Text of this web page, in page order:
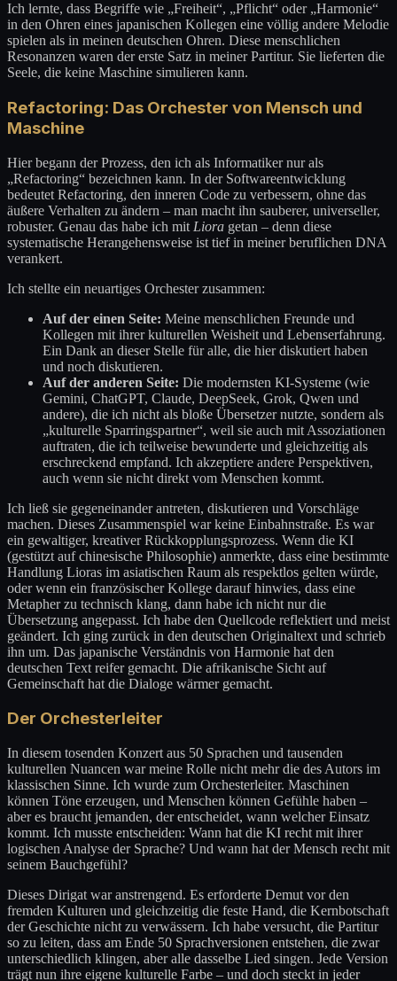
Ich lernte, dass Begriffe wie „Freiheit“, „Pflicht“ oder „Harmonie“
in den Ohren eines japanischen Kollegen eine völlig andere Melodie
spielen als in meinen deutschen Ohren. Diese menschlichen
Resonanzen waren der erste Satz in meiner Partitur. Sie lieferten die
Seele, die keine Maschine simulieren kann.
Refactoring: Das Orchester von Mensch und
Maschine
Hier begann der Prozess, den ich als Informatiker nur als
„Refactoring“ bezeichnen kann. In der Softwareentwicklung
bedeutet Refactoring, den inneren Code zu verbessern, ohne das
äußere Verhalten zu ändern – man macht ihn sauberer, universeller,
robuster. Genau das habe ich mit Liora getan – denn diese
systematische Herangehensweise ist tief in meiner beruflichen DNA
verankert.
Ich stellte ein neuartiges Orchester zusammen:
Auf der einen Seite: Meine menschlichen Freunde und
Kollegen mit ihrer kulturellen Weisheit und Lebenserfahrung.
Ein Dank an dieser Stelle für alle, die hier diskutiert haben
und noch diskutieren.
Auf der anderen Seite: Die modernsten KI-Systeme (wie
Gemini, ChatGPT, Claude, DeepSeek, Grok, Qwen und
andere), die ich nicht als bloße Übersetzer nutzte, sondern als
„kulturelle Sparringspartner“, weil sie auch mit Assoziationen
auftraten, die ich teilweise bewunderte und gleichzeitig als
erschreckend empfand. Ich akzeptiere andere Perspektiven,
auch wenn sie nicht direkt vom Menschen kommt.
Ich ließ sie gegeneinander antreten, diskutieren und Vorschläge
machen. Dieses Zusammenspiel war keine Einbahnstraße. Es war
ein gewaltiger, kreativer Rückkopplungsprozess. Wenn die KI
(gestützt auf chinesische Philosophie) anmerkte, dass eine bestimmte
Handlung Lioras im asiatischen Raum als respektlos gelten würde,
oder wenn ein französischer Kollege darauf hinwies, dass eine
Metapher zu technisch klang, dann habe ich nicht nur die
Übersetzung angepasst. Ich habe den Quellcode reflektiert und meist
geändert. Ich ging zurück in den deutschen Originaltext und schrieb
ihn um. Das japanische Verständnis von Harmonie hat den
deutschen Text reifer gemacht. Die afrikanische Sicht auf
Gemeinschaft hat die Dialoge wärmer gemacht.
Der Orchesterleiter
In diesem tosenden Konzert aus 50 Sprachen und tausenden
kulturellen Nuancen war meine Rolle nicht mehr die des Autors im
klassischen Sinne. Ich wurde zum Orchesterleiter. Maschinen
können Töne erzeugen, und Menschen können Gefühle haben –
aber es braucht jemanden, der entscheidet, wann welcher Einsatz
kommt. Ich musste entscheiden: Wann hat die KI recht mit ihrer
logischen Analyse der Sprache? Und wann hat der Mensch recht mit
seinem Bauchgefühl?
Dieses Dirigat war anstrengend. Es erforderte Demut vor den
fremden Kulturen und gleichzeitig die feste Hand, die Kernbotschaft
der Geschichte nicht zu verwässern. Ich habe versucht, die Partitur
so zu leiten, dass am Ende 50 Sprachversionen entstehen, die zwar
unterschiedlich klingen, aber alle dasselbe Lied singen. Jede Version
trägt nun ihre eigene kulturelle Farbe – und doch steckt in jeder